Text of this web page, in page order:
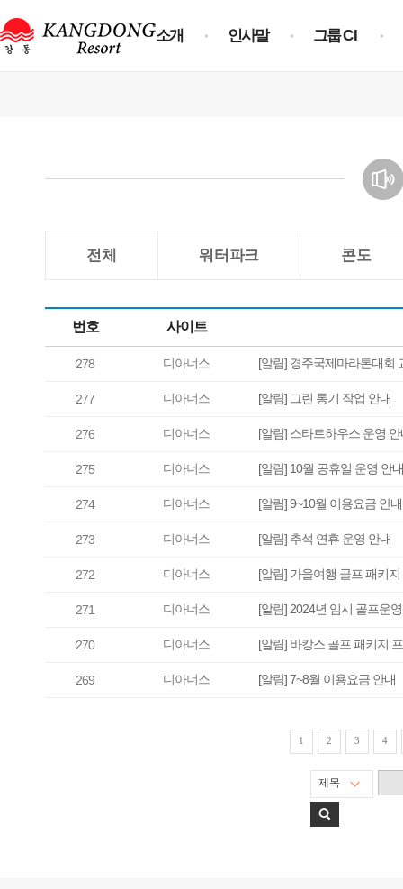
소개 인사말 그룹CI
전체 워터파크 콘도
번호 사이트
278 디아너스 [알림] 경주국제마라톤대회
277 디아너스 [알림] 그린 통기 작업 안내
276 디아너스 [알림] 스타트하우스 운영 안
275 디아너스 [알림] 10월 공휴일 운영 안내
274 디아너스 [알림] 9~10월 이용요금 안내
273 디아너스 [알림] 추석 연휴 운영 안내
272 디아너스 [알림] 가을여행 골프 패키
271 디아너스 [알림] 2024년 임시 골프운
270 디아너스 [알림] 바캉스 골프 패키지
269 디아너스 [알림] 7~8월 이용요금 안내
1 2 3 4
제목